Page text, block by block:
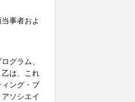
事者およ
グラム、
乙は、これ
ング・プ
ソシエイ